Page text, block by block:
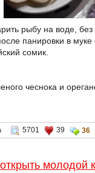
рыбу на воде,
панировки в муке
сомик.
чеснока и
5701 39 36
молодой